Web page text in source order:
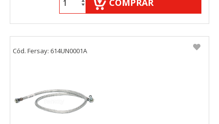
COMPRAR
Cód. Fersay: 614UN0001A